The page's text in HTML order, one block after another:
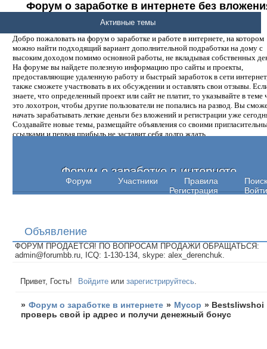
Форум о заработке в интернете без
денег.
Добро пожаловать на форум о заработке и работе в интернете, на котором
можно найти подходящий вариант дополнительной подработки на дому с
высоким доходом помимо основной работы, не вкладывая собственных
На форуме вы найдете полезную информацию про сайты и проекты,
предоставляющие удаленную работу и быстрый заработок в сети
также сможете участвовать в их обсуждении и оставлять свои отзывы.
знаете, что определенный проект или сайт не платит, то указывайте в теме
это лохотрон, чтобы другие пользователи не попались на развод. Вы
начать зарабатывать легкие деньги без вложений и регистрации уже
Создавайте новые темы, размещайте объявления со своими
ссылками и первая прибыль не заставит себя долго ждать.
Форум о заработке в интернете
Форум Участники Правила
Поиск
Регистрация
Войти
Активные темы
Объявление
ФОРУМ ПРОДАЕТСЯ! ПО ВОПРОСАМ ПРОДАЖИ ОБРАЩАТЬСЯ:
admin@forumbb.ru, ICQ: 1-130-134, skype: alex_derenchuk.
Привет, Гость! Войдите илизарегистрируйтесь
» Форум о заработке в интернете » Мусор » Bestsliwshoi
проверь свой ip адрес и получи денежный бонус